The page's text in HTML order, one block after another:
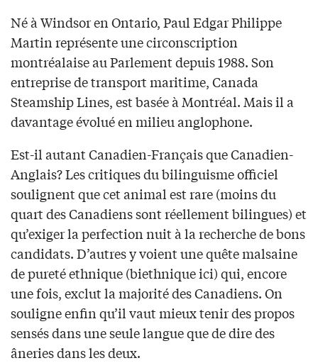
Né à Windsor en Ontario, Paul Edgar Philippe
Martin représente une circonscription
montréalaise au Parlement depuis 1988. Son
entreprise de transport maritime, Canada
Steamship Lines, est basée à Montréal. Mais il a
davantage évolué en milieu anglophone.
Est-il autant Canadien-Français que Canadien-
Anglais? Les critiques du bilinguisme officiel
soulignent que cet animal est rare (moins du
quart des Canadiens sont réellement bilingues) et
qu’exiger la perfection nuit à la recherche de bons
candidats. D’autres y voient une quête malsaine
de pureté ethnique (biethnique ici) qui, encore
une fois, exclut la majorité des Canadiens. On
souligne enfin qu’il vaut mieux tenir des propos
sensés dans une seule langue que de dire des
âneries dans les deux.